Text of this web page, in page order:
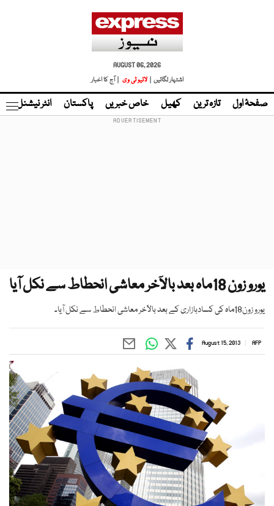
AUGUST 06, 2026
اشتہار لگائیں |
لائیو ٹی وی | آج کا اخبار
صفحۂ اول تازہ ترین کھیل خاص خبریں پاکستان انٹر نیشنل
یورو زون 18ماہ بعد بالآخر معاشی انحطاط سے نکل آیا
یورو زون18ماہ کی کسادبازاری کے بعد بالآخر معاشی انحطاط سے نکل آیا۔
AFP
August 15, 2013